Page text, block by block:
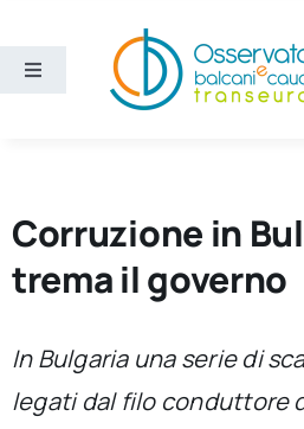
contenuto
Toggle
Ricerca e divulgazione
Sezioni
Corruzione in
trema il governo
In Bulgaria una serie di
legati dal filo conduttore